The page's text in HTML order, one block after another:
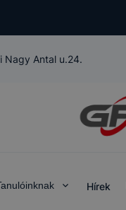
Nagy Antal u.24.
Hírek